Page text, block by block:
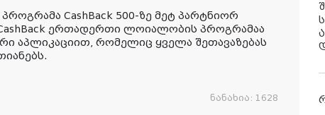
CashBack 500-ზე მეტ პარტნიორ
ერთადერთი ლოიალობის პროგრამაა
აპლიკაციით, რომელიც ყველა შეთავაზებას
ნანახია: 1628